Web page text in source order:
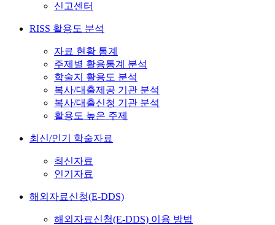
신고센터
RISS 활용도 분석
자료 현황 통계
주제별 활용통계 분석
학술지 활용도 분석
복사/대출제공 기관 분석
복사/대출신청 기관 분석
활용도 높은 주제
최신/인기 학술자료
최신자료
인기자료
해외자료신청(E-DDS)
해외자료신청(E-DDS) 이용 방법